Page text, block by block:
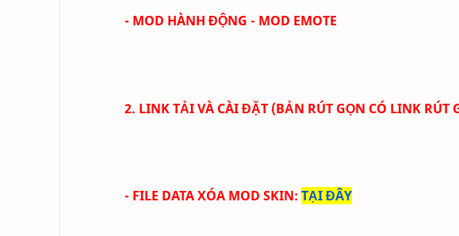
- MOD HÀNH ĐỘNG - MOD EMOTE
2. LINK TẢI VÀ CÀI ĐẶT (BẢN RÚT GỌN CÓ LINK RÚT
- FILE DATA XÓA MOD SKIN: TẠI ĐÂY